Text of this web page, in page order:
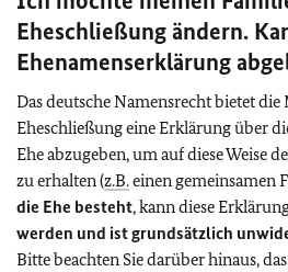
Eheschließung ändern.
Ehenamenserklärung
Das deutsche Namensrecht bietet
Eheschließung eine Erklärung über
Ehe abzugeben, um auf diese Weise
zu erhalten (z.B.einen gemeinsamen
die Ehe besteht, kann diese
werden und ist grundsätzlich
Bitte beachten Sie darüber hinaus,